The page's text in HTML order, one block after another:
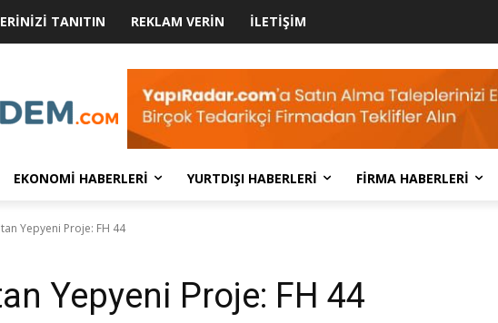
TANITIN REKLAM VERIN İLETIŞIM
EKONOMI HABERLERI YURTDIŞI HABERLERI FIRMA HABERLERI
Yepyeni Proje: FH 44
Yepyeni Proje: FH 44